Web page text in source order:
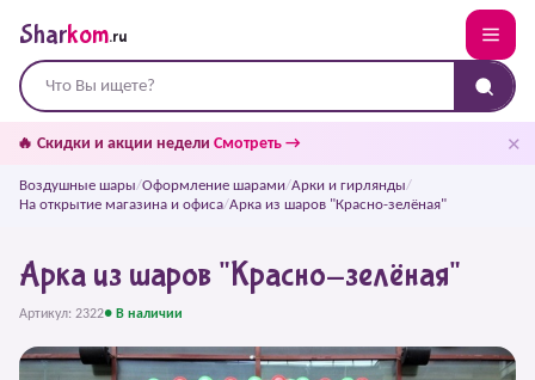
Sharkom.ru
🔥 Скидки и акции недели Смотреть → ✕
Воздушные шары/Оформление шарами/Арки и гирлянды/
На открытие магазина и офиса/Арка из шаров "Красно-зелёная"
Арка из шаров "Красно-зелёная"
Артикул: 2322● В наличии